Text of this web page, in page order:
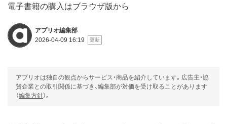
電子書籍の購入はブラウザ版から
アプリオ編集部
2026-04-09 16:19
アプリオは独自の観点からサービス・商品を紹介しています。広告主・協
賛企業との取引関係に基づき、編集部が対価を受け取ることがあります
（編集方針）。